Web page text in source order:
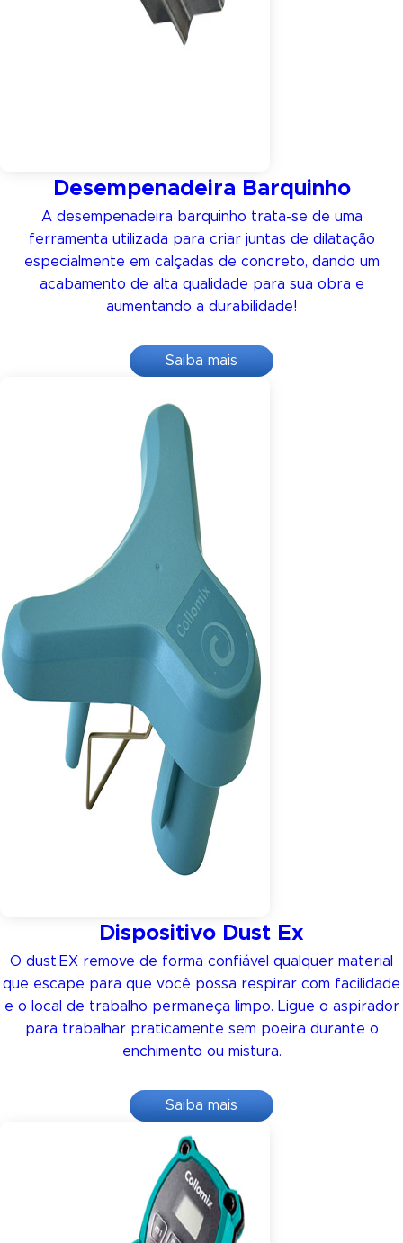
Desempenadeira Barquinho
A desempenadeira barquinho trata-se de uma
ferramenta utilizada para criar juntas de dilatação
especialmente em calçadas de concreto, dando um
acabamento de alta qualidade para sua obra e
aumentando a durabilidade!
Saiba mais
Dispositivo Dust Ex
O dust.EX remove de forma confiável qualquer material
que escape para que você possa respirar com facilidade
e o local de trabalho permaneça limpo. Ligue o aspirador
para trabalhar praticamente sem poeira durante o
enchimento ou mistura.
Saiba mais